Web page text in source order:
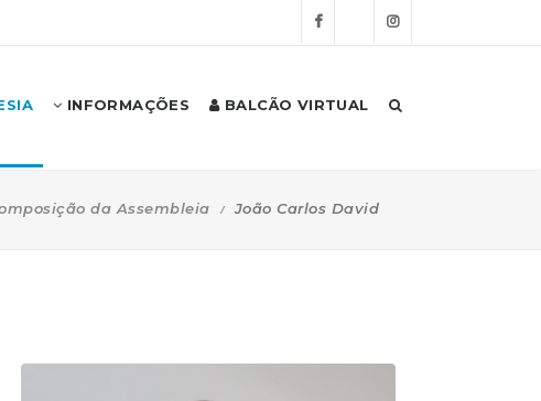
INFORMAÇÕES BALCÃO VIRTUAL
da Assembleia João Carlos David